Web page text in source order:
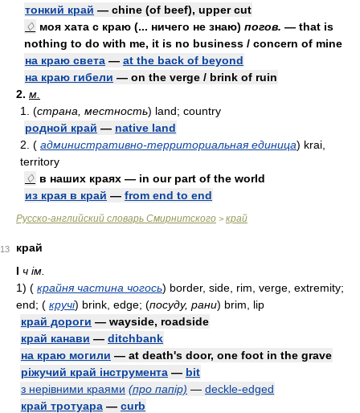
тонкий край — chine (of beef), upper cut
♢ моя хата с краю (... ничего не знаю) погов. — that is
nothing to do with me, it is no business / concern of mine
на краю света — at the back of beyond
на краю гибели — on the verge / brink of ruin
2. м.
1. (страна, местность) land; country
родной край — native land
2. ( административно-территориальная единица) krai,
territory
♢ в наших краях — in our part of the world
из края в край — from end to end
Русско-английский словарь Смирнитского > край
13
край
I ч ім.
1) ( крайня частина чогось) border, side, rim, verge, extremity;
end; ( кручі) brink, edge; (посуду, рани) brim, lip
край дороги — wayside, roadside
край канави — ditchbank
на краю могили — at death's door, one foot in the grave
ріжучий край інструмента — bit
з нерівними краями (про папір) — deckle-edged
край тротуара — curb